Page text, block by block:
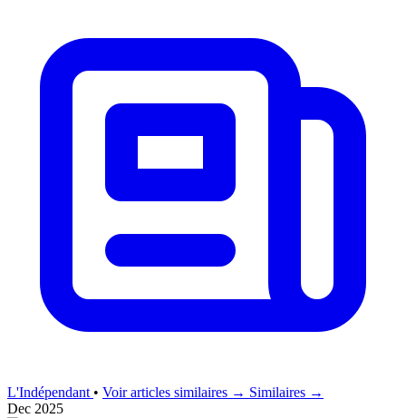
L'Indépendant • Voir articles similaires → Similaires →
Dec 2025